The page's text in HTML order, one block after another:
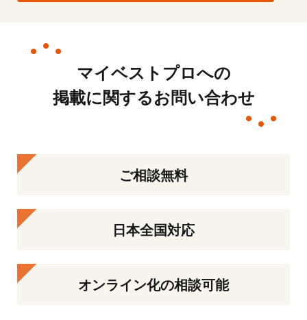
マイベストプロへの
掲載に関するお問い合わせ
ご相談無料
日本全国対応
オンライン化の相談可能